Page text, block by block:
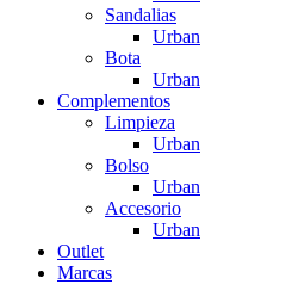
Sandalias
Urban
Bota
Urban
Complementos
Limpieza
Urban
Bolso
Urban
Accesorio
Urban
Outlet
Marcas